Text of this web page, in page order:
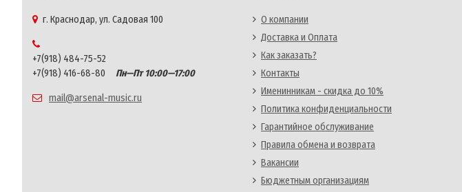
г. Краснодар, ул. Садовая 100
+7(918) 484-75-52
+7(918) 416-68-80
Пн—Пт 10:00—17:00
mail@arsenal-music.ru
О компании
Доставка и Оплата
Как заказать?
Контакты
Именинникам - скидка до 10%
Политика конфиденциальности
Гарантийное обслуживание
Правила обмена и возврата
Вакансии
Бюджетным организациям